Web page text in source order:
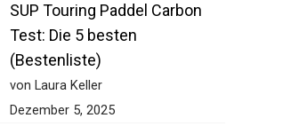
SUP Touring Paddel Carbon
Test: Die 5 besten
(Bestenliste)
von Laura Keller
Dezember 5, 2025